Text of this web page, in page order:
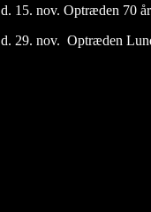
d. 15. nov. Optræden 70
d. 29. nov. Optræden